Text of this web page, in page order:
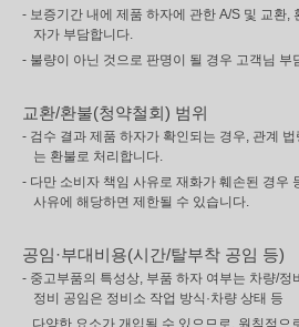
- 보증기간 내에 제품 하자에 관한 A/S 및 교환,
자가 부담합니다.
- 불량이 아닌 것으로 판명이 될 경우 고객님 부
교환/환불(청약철회) 범위
- 검수 결과 제품 하자가 확인되는 경우, 관계
는 환불로 처리합니다.
- 다만 소비자 책임 사유로 재화가 훼손된 경우
사유에 해당하면 제한될 수 있습니다.
공임·부대비용(시간/탈부착 공임 등)
- 중고부품의 특성상, 부품 하자 여부는 차량/정
정비 공임은 정비소 작업 방식·차량 상태 등